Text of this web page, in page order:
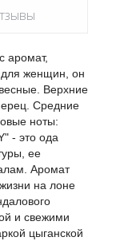
аромат,
для женщин, он
Верхние
Средние
ноты:
- это ода
ее
Аромат
на лоне
и свежими
цыганской